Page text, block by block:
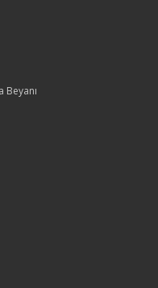
Beyanı